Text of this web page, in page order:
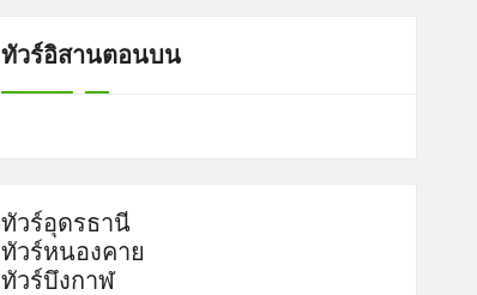
ทัวร์อิสานตอนบน
ทัวร์อุดรธานี
ทัวร์หนองคาย
ทัวร์บึงกาฬ